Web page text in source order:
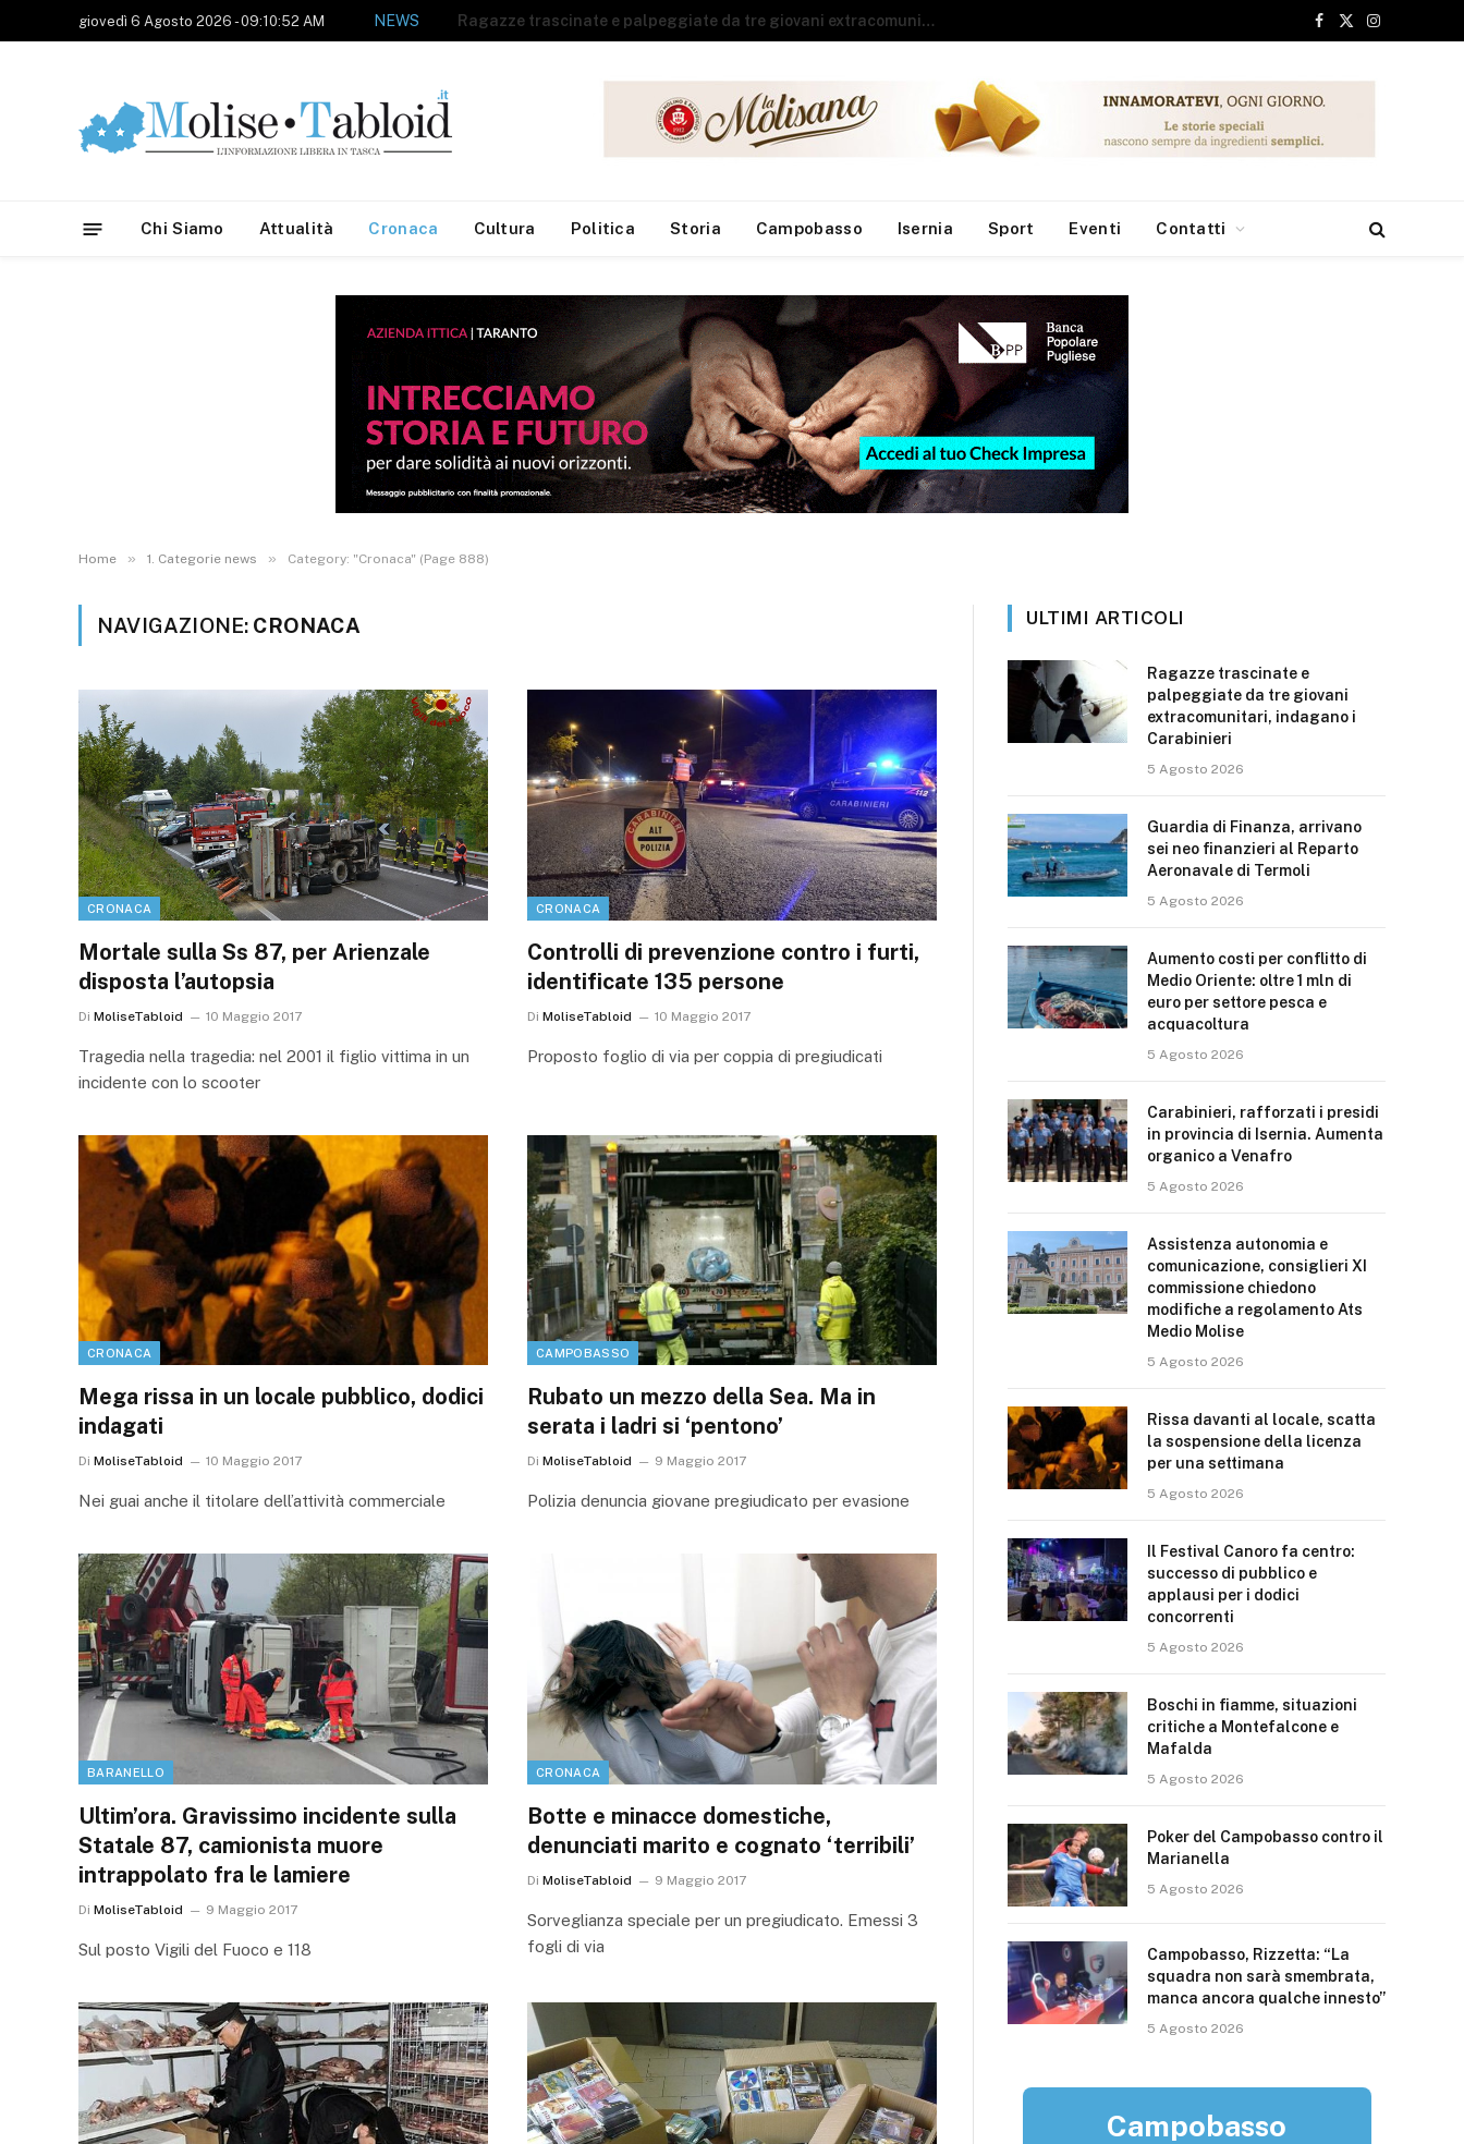
giovedì 6 Agosto 2026 - 09:10:52 AM NEWS Guardia di Finanza, arrivano sei neo finanzieri al Reparto Aeronavale di Termoli
Facebook
X
Instagram
Chi Siamo Attualità Cronaca Cultura Politica Storia Campobasso Isernia Sport Eventi Contatti
Home » 1. Categorie news » Category: "Cronaca" (Page 888)
NAVIGAZIONE: CRONACA
CRONACA
Mortale sulla Ss 87, per Arienzale
disposta l’autopsia
Di MoliseTabloid 10 Maggio 2017
Tragedia nella tragedia: nel 2001 il figlio vittima in un
incidente con lo scooter
CRONACA
Controlli di prevenzione contro i furti,
identificate 135 persone
Di MoliseTabloid 10 Maggio 2017
Proposto foglio di via per coppia di pregiudicati
CRONACA
Mega rissa in un locale pubblico, dodici
indagati
Di MoliseTabloid 10 Maggio 2017
Nei guai anche il titolare dell’attività commerciale
CAMPOBASSO
Rubato un mezzo della Sea. Ma in
serata i ladri si ‘pentono’
Di MoliseTabloid 9 Maggio 2017
Polizia denuncia giovane pregiudicato per evasione
BARANELLO
Ultim’ora. Gravissimo incidente sulla
Statale 87, camionista muore
intrappolato fra le lamiere
Di MoliseTabloid 9 Maggio 2017
Sul posto Vigili del Fuoco e 118
CRONACA
Botte e minacce domestiche,
denunciati marito e cognato ‘terribili’
Di MoliseTabloid 9 Maggio 2017
Sorveglianza speciale per un pregiudicato. Emessi 3
fogli di via
ULTIMI ARTICOLI
Ragazze trascinate e
palpeggiate da tre giovani
extracomunitari, indagano i
Carabinieri
5 Agosto 2026
Guardia di Finanza, arrivano
sei neo finanzieri al Reparto
Aeronavale di Termoli
5 Agosto 2026
Aumento costi per conflitto di
Medio Oriente: oltre 1 mln di
euro per settore pesca e
acquacoltura
5 Agosto 2026
Carabinieri, rafforzati i presidi
in provincia di Isernia. Aumenta
organico a Venafro
5 Agosto 2026
Assistenza autonomia e
comunicazione, consiglieri XI
commissione chiedono
modifiche a regolamento Ats
Medio Molise
5 Agosto 2026
Rissa davanti al locale, scatta
la sospensione della licenza
per una settimana
5 Agosto 2026
Il Festival Canoro fa centro:
successo di pubblico e
applausi per i dodici
concorrenti
5 Agosto 2026
Boschi in fiamme, situazioni
critiche a Montefalcone e
Mafalda
5 Agosto 2026
Poker del Campobasso contro il
Marianella
5 Agosto 2026
Campobasso, Rizzetta: “La
squadra non sarà smembrata,
manca ancora qualche innesto”
5 Agosto 2026
Campobasso